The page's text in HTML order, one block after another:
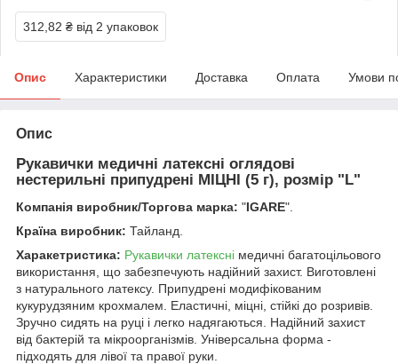
312,82 ₴ від 2 упаковок
Опис Характеристики Доставка Оплата Умови
Опис
Рукавички медичні латексні оглядові
нестерильні припудрені МІЦНІ (5 г), розмір "L"
Компанія виробник/Торгова марка: "IGARE".
Країна виробник: Тайланд.
Харакетристика: Рукавички латексні медичні багатоцільового
використання, що забезпечують надійний захист. Виготовлені
з натурального латексу. Припудрені модифікованим
кукурудзяним крохмалем. Еластичні, міцні, стійкі до розривів.
Зручно сидять на руці і легко надягаються. Надійний захист
від бактерій та мікроорганізмів. Універсальна форма -
підходять для лівої та правої руки.